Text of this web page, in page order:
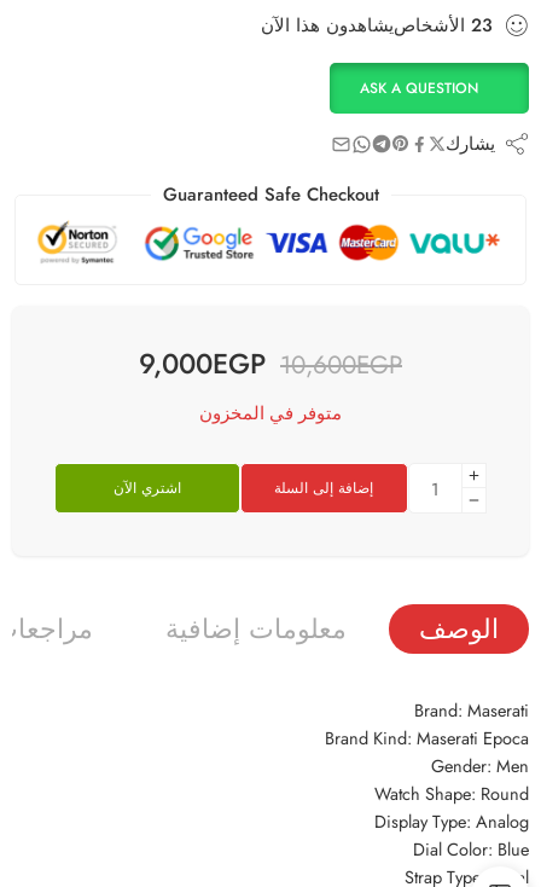
23 الأشخاصيشاهدون هذا الآن
ASK A QUESTION
يشارك
Guaranteed Safe Checkout
10,600EGP
9,000EGP
متوفر في المخزون
إضافة إلى السلة اشتري الآن
الوصف معلومات إضافية مراجعات
Brand: Maserati
Brand Kind: Maserati Epoca
Gender: Men
Watch Shape: Round
Display Type: Analog
Dial Color: Blue
Strap Type: Metal